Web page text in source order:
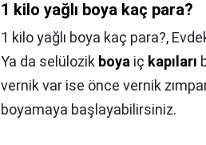
1 kilo yağlı boya kaç para?
1 kilo yağlı boya kaç para?,
Ya da selülozik boya iç kapıları
vernik var ise önce vernik
boyamaya başlayabilirsiniz.